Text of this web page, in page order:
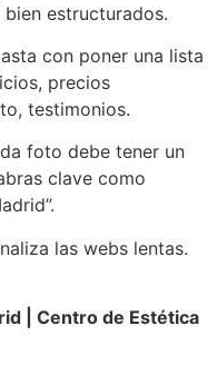
bien estructurados.
con poner una lista
precios
testimonios.
foto debe tener un
clave como
las webs lentas.
| Centro de Estética